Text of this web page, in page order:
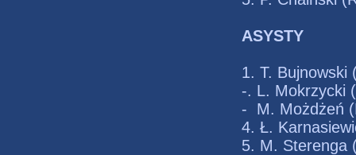
ASYSTY
1. T.
-. L.
- M.
4. Ł.
5. M.